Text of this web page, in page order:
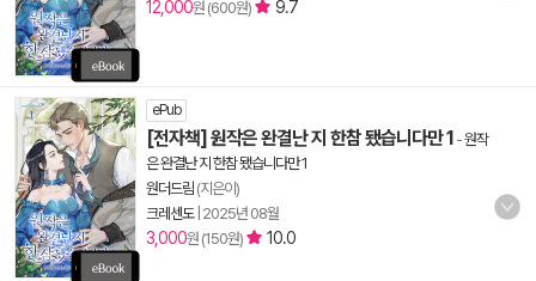
12,000원 (600원) 9.7
ePub
[전자책] 원작은 완결난 지 한참 됐습니다만 1 -원작
은 완결난 지 한참 됐습니다만 1
원더드림 (지은이)
크레센도| 2025년 08월
3,000원 (150원) 10.0